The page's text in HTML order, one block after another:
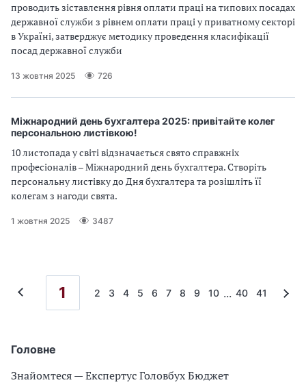
Головне
Знайомтеся — Експертус Головбух Бюджет
проводить зіставлення рівня оплати праці на типових посадах
державної служби з рівнем оплати праці у приватному секторі
в Україні, затверджує методику проведення класифікації
посад державної служби
13 жовтня 2025 726
Міжнародний день бухгалтера 2025: привітайте колег
персональною листівкою!
10 листопада у світі відзначається свято справжніх
професіоналів – Міжнародний день бухгалтера. Створіть
персональну листівку до Дня бухгалтера та розішліть її
колегам з нагоди свята.
1 жовтня 2025 3487
1 2 3 4 5 6 7 8 9 10 ... 40 41